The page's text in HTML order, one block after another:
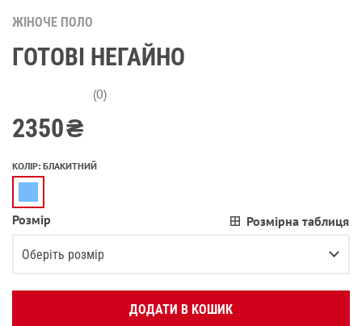
ЖІНОЧЕ ПОЛО
ГОТОВІ НЕГАЙНО
(0)
2350₴
КОЛІР: БЛАКИТНИЙ
Розмір Розмірна таблиця
Оберіть розмір
XS Залишилося2речі
ДОДАТИ В КОШИК
Вкажіть ваш номер телефону:
OK